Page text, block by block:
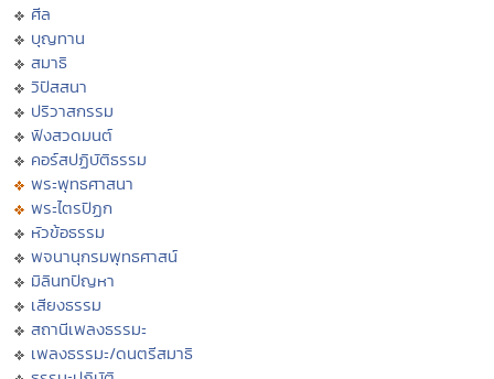
ศีล
บุญทาน
สมาธิ
วิปัสสนา
ปริวาสกรรม
ฟังสวดมนต์
คอร์สปฏิบัติธรรม
พระพุทธศาสนา
พระไตรปิฏก
หัวข้อธรรม
พจนานุกรมพุทธศาสน์
มิลินทปัญหา
เสียงธรรม
สถานีเพลงธรรมะ
เพลงธรรมะ/ดนตรีสมาธิ